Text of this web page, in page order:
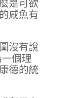
是可欲
咸魚有
沒有說
個理
德的統